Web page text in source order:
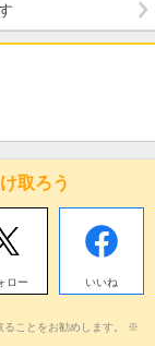
取ろう
ロー いいね
ることをお勧めします。 ※